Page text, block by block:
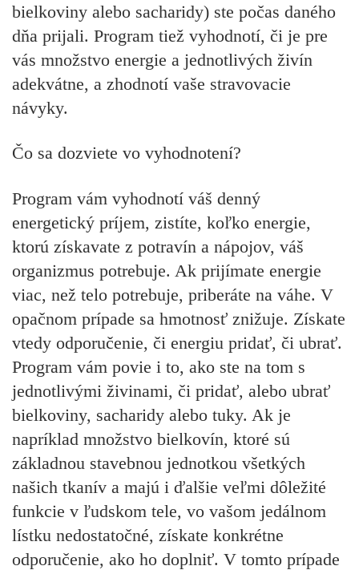
bielkoviny alebo sacharidy) ste počas daného
dňa prijali. Program tiež vyhodnotí, či je pre
vás množstvo energie a jednotlivých živín
adekvátne, a zhodnotí vaše stravovacie
návyky.
Čo sa dozviete vo vyhodnotení?
Program vám vyhodnotí váš denný
energetický príjem, zistíte, koľko energie,
ktorú získavate z potravín a nápojov, váš
organizmus potrebuje. Ak prijímate energie
viac, než telo potrebuje, priberáte na váhe. V
opačnom prípade sa hmotnosť znižuje. Získate
vtedy odporučenie, či energiu pridať, či ubrať.
Program vám povie i to, ako ste na tom s
jednotlivými živinami, či pridať, alebo ubrať
bielkoviny, sacharidy alebo tuky. Ak je
napríklad množstvo bielkovín, ktoré sú
základnou stavebnou jednotkou všetkých
našich tkanív a majú i ďalšie veľmi dôležité
funkcie v ľudskom tele, vo vašom jedálnom
lístku nedostatočné, získate konkrétne
odporučenie, ako ho doplniť. V tomto prípade